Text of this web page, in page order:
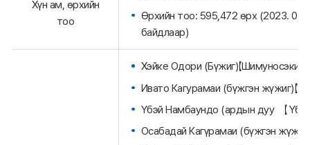
Хүн ам, өрхийн
тоо
Өрхийн тоо: 595,472 өрх (2023.
байдлаар)
Хэйке Одори (Бүжиг)【Шимуносэки
Ивато Кагурамаи (бүжгэн жүжиг)【
Үбэй Намбаундо (ардын дуу 【 Үбэй
Осабадай Кагүрамаи (бүжгэн жүжиг)